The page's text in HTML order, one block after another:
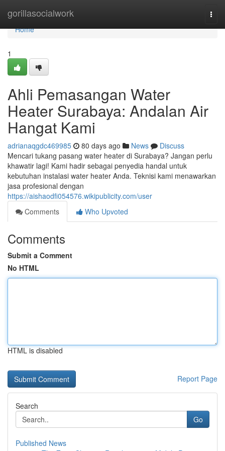
gorillasocialwork
Home
Home
1
Ahli Pemasangan Water
Heater Surabaya: Andalan Air
Hangat Kami
adrianaqgdc469985 80 days ago News
Discuss
Mencari tukang pasang water heater di Surabaya? Jangan perlu
khawatir lagi! Kami hadir sebagai penyedia handal untuk
kebutuhan instalasi water heater Anda. Teknisi kami menawarkan
jasa profesional dengan
https://aishaodfi054576.wikipublicity.com/user
Comments
Who Upvoted
Comments
Submit a Comment
No HTML
HTML is disabled
Report Page
Search
Go
Published News